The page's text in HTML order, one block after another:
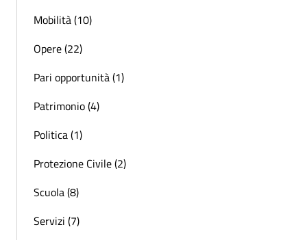
Mobilità (10)
Opere (22)
Pari opportunità (1)
Patrimonio (4)
Politica (1)
Protezione Civile (2)
Scuola (8)
Servizi (7)